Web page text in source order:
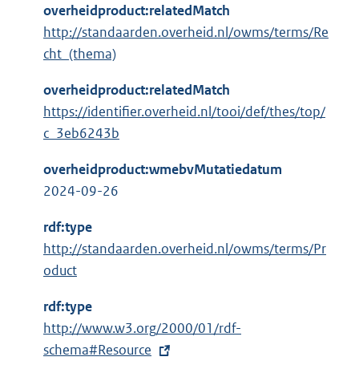
overheidproduct:relatedMatch
http://standaarden.overheid.nl/owms/terms/Re
cht_(thema)
overheidproduct:relatedMatch
https://identifier.overheid.nl/tooi/def/thes/top/
c_3eb6243b
overheidproduct:wmebvMutatiedatum
2024-09-26
rdf:type
http://standaarden.overheid.nl/owms/terms/Pr
oduct
rdf:type
E
x
http://www.w3.org/2000/01/rdf-
schema#Resource